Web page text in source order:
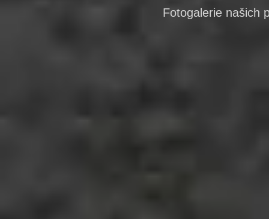
Fotogalerie našich